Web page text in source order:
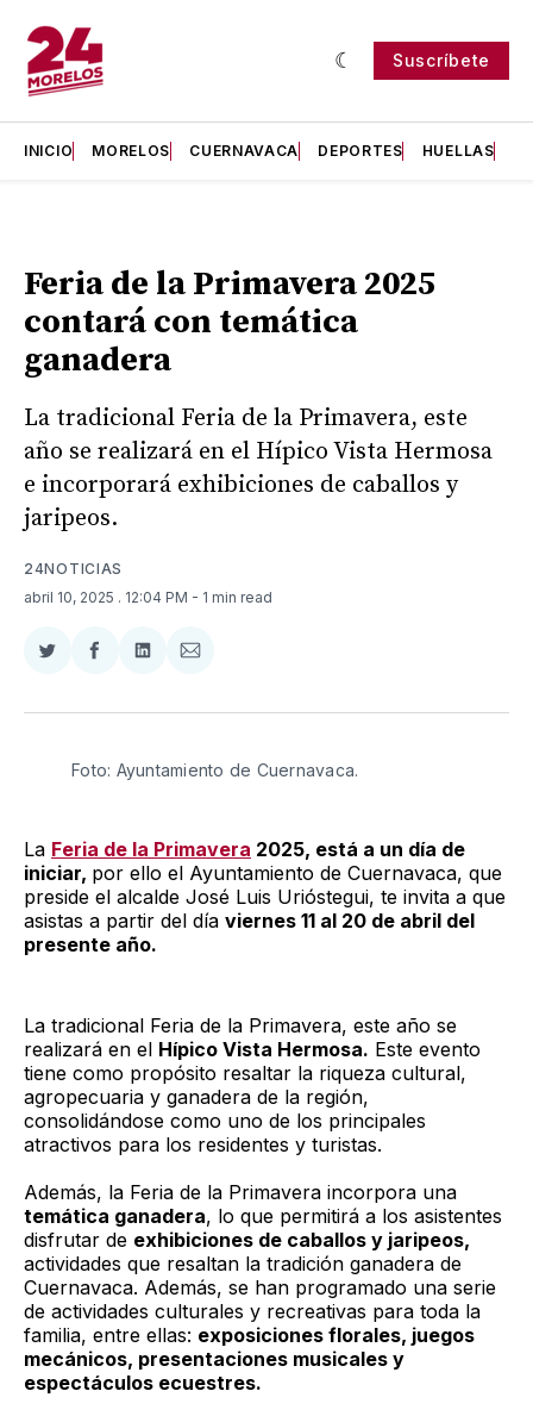
Suscríbete
INICIO MORELOS CUERNAVACA DEPORTES HUELLAS
Feria de la Primavera 2025
contará con temática
ganadera
La tradicional Feria de la Primavera, este
año se realizará en el Hípico Vista Hermosa
e incorporará exhibiciones de caballos y
jaripeos.
24NOTICIAS
abril 10, 2025 . 12:04 PM - 1 min read
Compartir
Twitter
Compartir
Facebook
Compartir
LinkedIn
Compartir
Email
Foto: Ayuntamiento de Cuernavaca.
La Feria de la Primavera 2025, está a un día de
iniciar, por ello el Ayuntamiento de Cuernavaca, que
preside el alcalde José Luis Urióstegui, te invita a que
asistas a partir del día viernes 11 al 20 de abril del
presente año.
La tradicional Feria de la Primavera, este año se
realizará en el Hípico Vista Hermosa. Este evento
tiene como propósito resaltar la riqueza cultural,
agropecuaria y ganadera de la región,
consolidándose como uno de los principales
atractivos para los residentes y turistas.
Además, la Feria de la Primavera incorpora una
temática ganadera, lo que permitirá a los asistentes
disfrutar de exhibiciones de caballos y jaripeos,
actividades que resaltan la tradición ganadera de
Cuernavaca. Además, se han programado una serie
de actividades culturales y recreativas para toda la
familia, entre ellas: exposiciones florales, juegos
mecánicos, presentaciones musicales y
espectáculos ecuestres.